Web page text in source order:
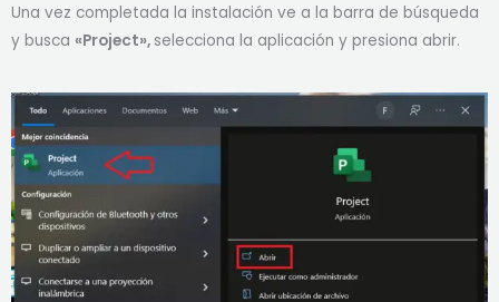
Una vez completada la instalación ve a la barra de búsqueda
y busca «Project», selecciona la aplicación y presiona abrir.